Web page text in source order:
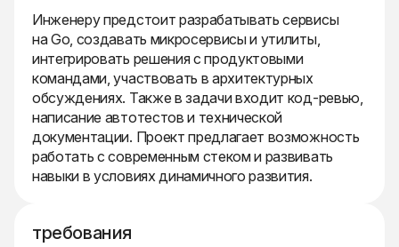
Инженеру предстоит разрабатывать сервисы
на Go, создавать микросервисы и утилиты,
интегрировать решения с продуктовыми
командами, участвовать в архитектурных
обсуждениях. Также в задачи входит код-ревью,
написание автотестов и технической
документации. Проект предлагает возможность
работать с современным стеком и развивать
навыки в условиях динамичного развития.
требования